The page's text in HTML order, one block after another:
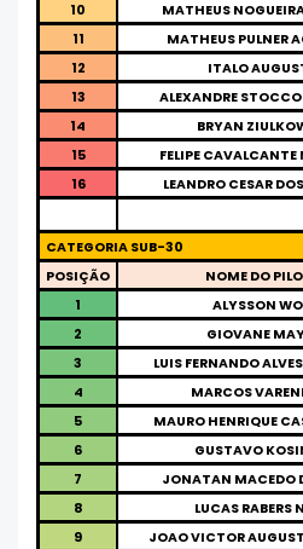
10
MATHEUS
11
MATHEUS PULNER
12
ITALO
13
ALEXANDRE
14
BRYAN
15
FELIPE
16
LEANDRO CESAR
CATEGORIA SUB-30
POSIÇÃO
NOME DO
1
ALYSSON
2
GIOVANE
3
LUIS FERNANDO
4
MARCOS
5
MAURO HENRIQUE
6
GUSTAVO
7
JONATAN MACEDO
8
LUCAS RABERS
9
JOAO VICTOR